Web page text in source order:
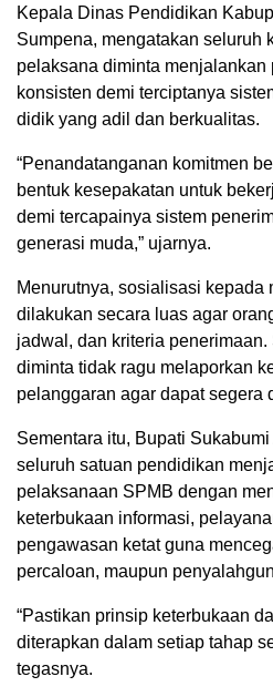
Kepala Dinas Pendidikan
Sumpena, mengatakan seluruh
pelaksana diminta menjalankan
konsisten demi terciptanya
didik yang adil dan berkualitas.
“Penandatanganan komitmen
bentuk kesepakatan untuk
demi tercapainya sistem
generasi muda,” ujarnya.
Menurutnya, sosialisasi kepada
dilakukan secara luas agar
jadwal, dan kriteria
diminta tidak ragu melaporkan
pelanggaran agar dapat segera
Sementara itu, Bupati
seluruh satuan pendidikan
pelaksanaan SPMB dengan
keterbukaan informasi,
pengawasan ketat guna
percaloan, maupun
“Pastikan prinsip keterbukaan
diterapkan dalam setiap tahap
tegasnya.